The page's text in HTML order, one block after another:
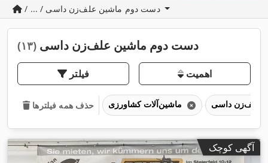
/ ... / دست دوم ماشین علف‌زن داسی
دست دوم ماشین علف‌زن داسی (۱۳)
فیلتر اهمیت
حذف همه فیلترها
آگهی کوچک